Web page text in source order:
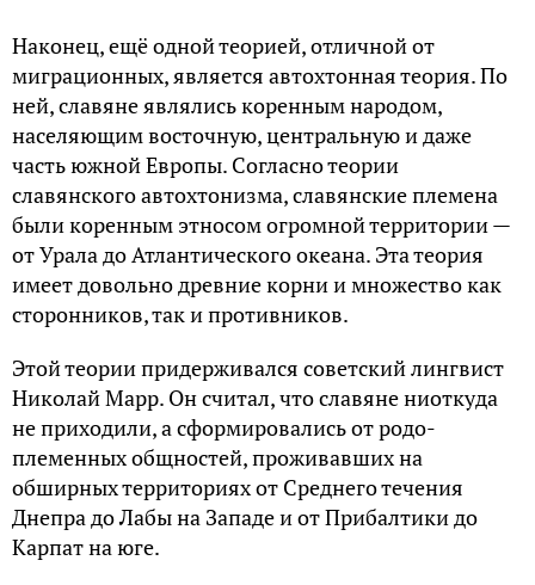
Наконец, ещё одной теорией, отличной от
миграционных, является автохтонная теория. По
ней, славяне являлись коренным народом,
населяющим восточную, центральную и даже
часть южной Европы. Согласно теории
славянского автохтонизма, славянские племена
были коренным этносом огромной территории —
от Урала до Атлантического океана. Эта теория
имеет довольно древние корни и множество как
сторонников, так и противников.
Этой теории придерживался советский лингвист
Николай Марр. Он считал, что славяне ниоткуда
не приходили, а сформировались от родо-
племенных общностей, проживавших на
обширных территориях от Среднего течения
Днепра до Лабы на Западе и от Прибалтики до
Карпат на юге.